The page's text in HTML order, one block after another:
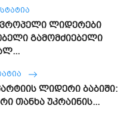
ლიდერები
გამომძიებელი
ლიდერი ბაბიში:
თანხა უკრაინის...